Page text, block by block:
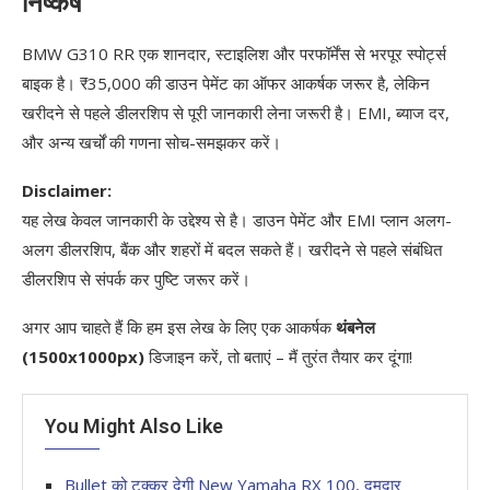
BMW G310 RR एक शानदार, स्टाइलिश और परफॉर्मेंस से भरपूर स्पोर्ट्स
बाइक है। ₹35,000 की डाउन पेमेंट का ऑफर आकर्षक जरूर है, लेकिन
खरीदने से पहले डीलरशिप से पूरी जानकारी लेना जरूरी है। EMI, ब्याज दर,
और अन्य खर्चों की गणना सोच-समझकर करें।
Disclaimer:
यह लेख केवल जानकारी के उद्देश्य से है। डाउन पेमेंट और EMI प्लान अलग-
अलग डीलरशिप, बैंक और शहरों में बदल सकते हैं। खरीदने से पहले संबंधित
डीलरशिप से संपर्क कर पुष्टि जरूर करें।
अगर आप चाहते हैं कि हम इस लेख के लिए एक आकर्षकथंबनेल
(1500x1000px)डिजाइन करें, तो बताएं – मैं तुरंत तैयार कर दूंगा!
You Might Also Like
Bullet को टक्कर देगी New Yamaha RX 100, दमदार